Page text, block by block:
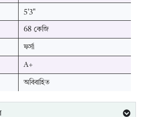
5'3"
68 কেজি
ফর্সা
A+
অবিবাহিত